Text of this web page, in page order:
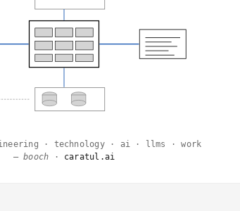
· technology · ai · llms · work
—booch · caratul.ai